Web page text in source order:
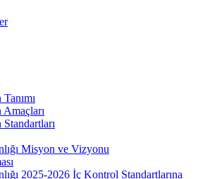
Misyon ve Vizyonu
2025-2026 İç Kontrol Standartlarına